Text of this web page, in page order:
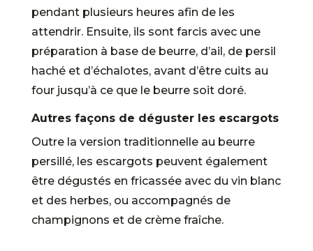
pendant plusieurs heures afin de les
attendrir. Ensuite, ils sont farcis avec une
préparation à base de beurre, d’ail, de persil
haché et d’échalotes, avant d’être cuits au
four jusqu’à ce que le beurre soit doré.
Autres façons de déguster les escargots
Outre la version traditionnelle au beurre
persillé, les escargots peuvent également
être dégustés en fricassée avec du vin blanc
et des herbes, ou accompagnés de
champignons et de crème fraîche.